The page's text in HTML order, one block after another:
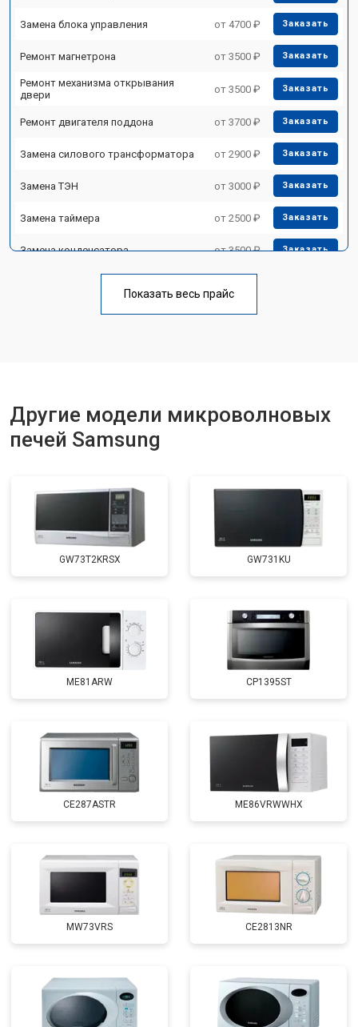
Замена блока управления от 4700 ₽ Заказать
Ремонт магнетрона от 3500 ₽ Заказать
Ремонт механизма открывания
двери
от 3500 ₽ Заказать
Ремонт двигателя поддона от 3700 ₽ Заказать
Замена силового трансформатора от 2900 ₽ Заказать
Замена ТЭН от 3000 ₽ Заказать
Замена таймера от 2500 ₽ Заказать
Замена конденсатора от 3500 ₽ Заказать
Ремонт платы управления
Замена лампочки от 2400 ₽
Показать весь прайс
Другие модели микроволновых
печей Samsung
GW73T2KRSX GW731KU
ME81ARW CP1395ST
CE287ASTR ME86VRWWHX
MW73VRS CE2813NR